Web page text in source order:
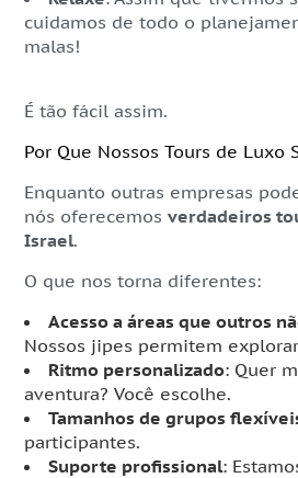
cuidamos de todo o
malas!
É tão fácil assim.
Por Que Nossos Tours de Luxo
Enquanto outras empresas
nós oferecemos verdadeiros
Israel.
O que nos torna diferentes:
Acesso a áreas que outros
Nossos jipes permitem
Ritmo personalizado: Quer
aventura? Você escolhe.
Tamanhos de grupos
participantes.
Suporte profissional: